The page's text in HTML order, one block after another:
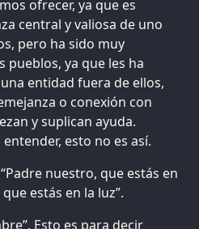
ofrecer, ya que es
central y valiosa de uno
pero ha sido muy
ya que les ha
entidad fuera de ellos,
o conexión con
y suplican ayuda.
esto no es así.
nuestro, que estás en
que estás en la luz”.
Esto es para decir